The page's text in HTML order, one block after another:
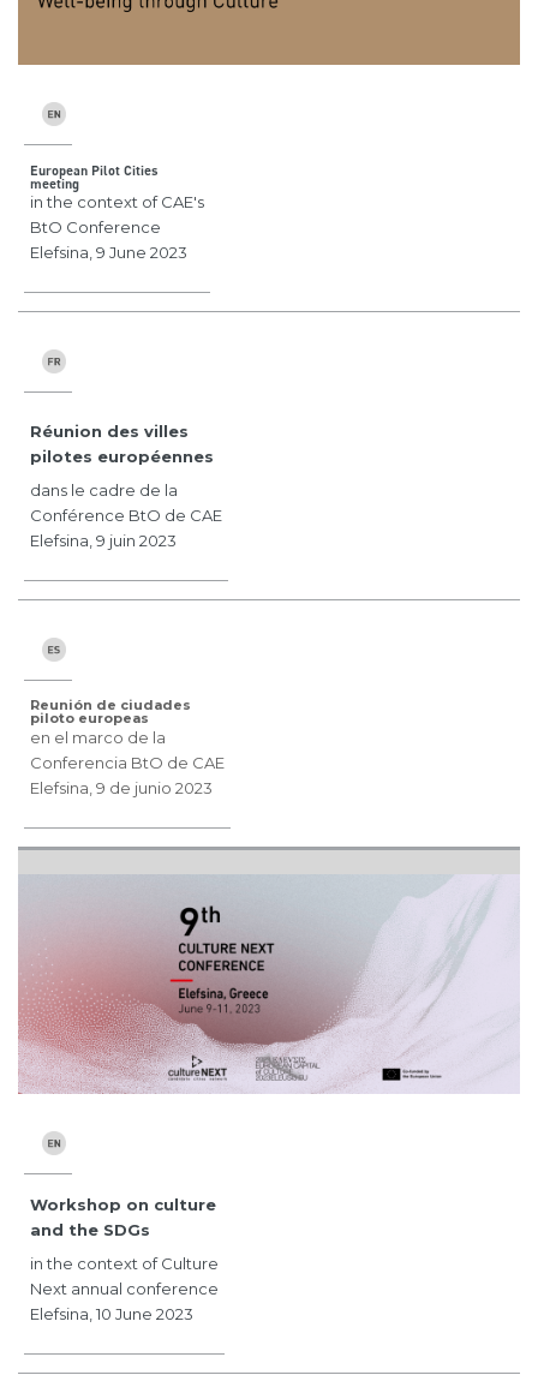
European Pilot Cities
meeting
in the context of CAE's
BtO Conference
Elefsina, 9 June 2023
Réunion des villes
pilotes européennes
dans le cadre de la
Conférence BtO de CAE
Elefsina, 9 juin 2023
Reunión de ciudades
piloto europeas
en el marco de la
Conferencia BtO de CAE
Elefsina, 9 de junio 2023
Workshop on culture
and the SDGs
in the context of Culture
Next annual conference
Elefsina, 10 June 2023